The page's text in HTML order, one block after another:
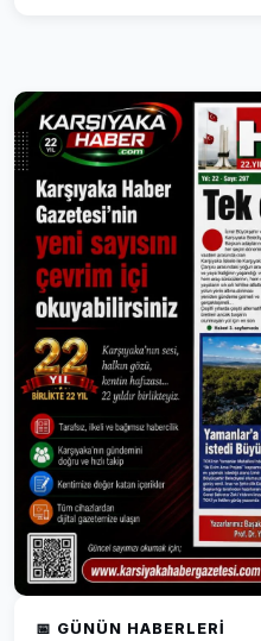
📅 GÜNÜN HABERLERI